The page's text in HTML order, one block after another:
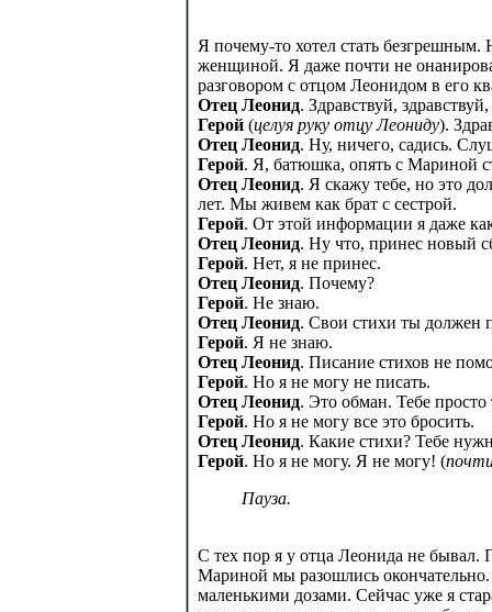
Я почему-то хотел стать
женщиной. Я даже почти не
разговором с отцом Леонидом в его
Отец Леонид. Здравствуй,
Герой (целуя руку отцу Леониду).
Отец Леонид. Ну, ничего, садись.
Герой. Я, батюшка, опять с Мариной
Отец Леонид. Я скажу тебе, но это
лет. Мы живем как брат с сестрой.
Герой. От этой информации я даже
Отец Леонид. Ну что, принес новый
Герой. Нет, я не принес.
Отец Леонид. Почему?
Герой. Не знаю.
Отец Леонид. Свои стихи ты должен
Герой. Я не знаю.
Отец Леонид. Писание стихов не
Герой. Но я не могу не писать.
Отец Леонид. Это обман. Тебе просто
Герой. Но я не могу все это бросить.
Отец Леонид. Какие стихи? Тебе
Герой. Но я не могу. Я не могу! (
Пауза.
С тех пор я у отца Леонида не бывал.
Мариной мы разошлись окончательно.
маленькими дозами. Сейчас уже я